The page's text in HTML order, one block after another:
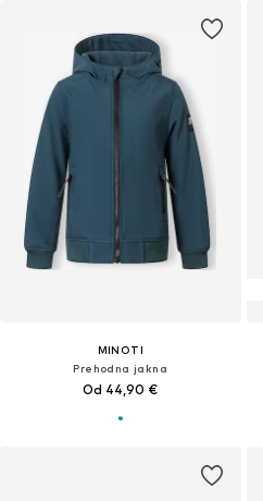
MINOTI
Prehodna jakna
Od 44,90 €